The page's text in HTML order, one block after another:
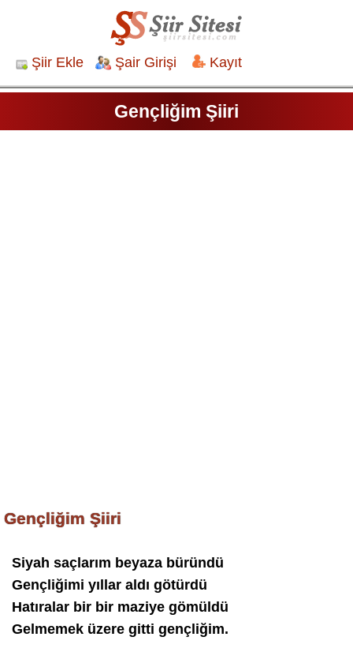
Şiir Ekle Şair Girişi Kayıt
Gençliğim Şiiri
Gençliğim Şiiri
Siyah saçlarım beyaza büründü
Gençliğimi yıllar aldı götürdü
Hatıralar bir bir maziye gömüldü
Gelmemek üzere gitti gençliğim.